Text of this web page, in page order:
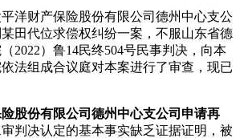
洋财产保险股份有限公司德州中心支公
田代位求偿权纠纷一案，不服山东省德
2022）鲁14民终504号民事判决，向本
法组成合议庭对本案进行了审查，现已
股份有限公司德州中心支公司申请再
判决认定的基本事实缺乏证据证明，被